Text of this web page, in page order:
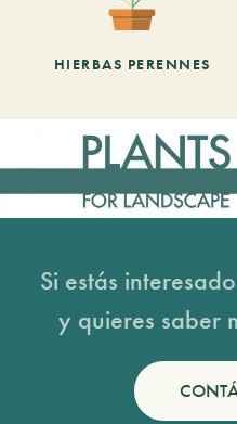
HIERBAS PERENNES
Si estás
y quieres saber